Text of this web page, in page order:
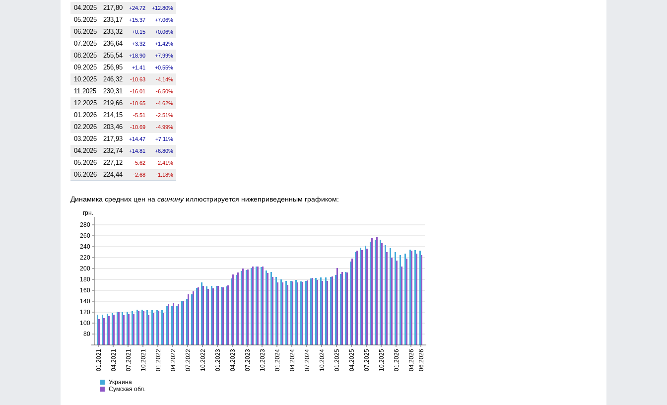
04.2025 217,80 24.72 12.80%
05.2025 233,17 15.37 7.06%
06.2025 233,32 0.15 0.06%
07.2025 236,64 3.32 1.42%
08.2025 255,54 18.90 7.99%
09.2025 256,95 1.41 0.55%
10.2025 246,32 -10.63 -4.14%
11.2025 230,31 -16.01 -6.50%
12.2025 219,66 -10.65 -4.62%
01.2026 214,15 -5.51 -2.51%
02.2026 203,46 -10.69 -4.99%
03.2026 217,93 14.47 7.11%
04.2026 232,74 14.81 6.80%
05.2026 227,12 -5.62 -2.41%
06.2026 224,44 -2.68 -1.18%
Динамика средних цен на свининуиллюстрируется нижеприведенным графиком:
Украина
Сумская
01.2021 04.2021 07.2021 10.2021 01.2022 04.2022 07.2022 10.2022 01.2023 04.2023 07.2023 10.2023 01.2024 04.2024 07.2024 10.2024 01.2025 04.2025 07.2025 10.2025 01.2026 04.2026 06.2026
80
100
120
140
160
180
200
220
240
260
280
грн.
Украина
Сумская обл.